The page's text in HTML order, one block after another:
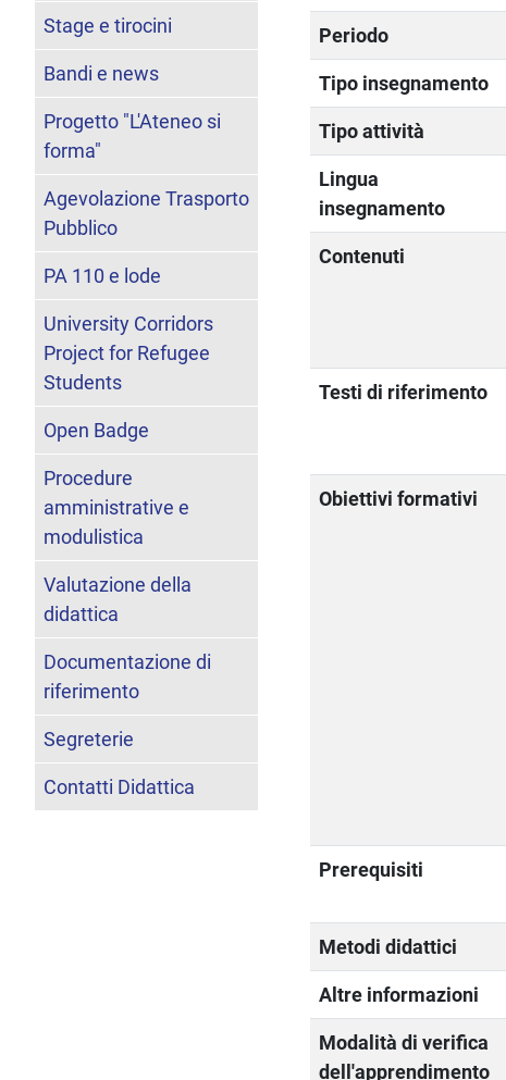
Periodo
Tipo insegnamento
Tipo attività
Lingua
insegnamento
Contenuti
Testi di riferimento
Obiettivi formativi
Prerequisiti
Metodi didattici
Altre informazioni
Modalità di verifica
dell'apprendimento
Stage e tirocini
Bandi e news
Progetto "L'Ateneo si
forma"
Agevolazione Trasporto
Pubblico
PA 110 e lode
University Corridors
Project for Refugee
Students
Open Badge
Procedure
amministrative e
modulistica
Valutazione della
didattica
Documentazione di
riferimento
Segreterie
Contatti Didattica